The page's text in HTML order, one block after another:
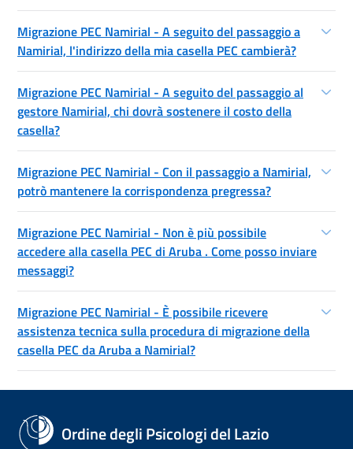
Migrazione PEC Namirial - A seguito del passaggio a
Namirial, l'indirizzo della mia casella PEC cambierà?
Migrazione PEC Namirial - A seguito del passaggio al
gestore Namirial, chi dovrà sostenere il costo della
casella?
Migrazione PEC Namirial - Con il passaggio a Namirial,
potrò mantenere la corrispondenza pregressa?
Migrazione PEC Namirial - Non è più possibile
accedere alla casella PEC di Aruba . Come posso inviare
messaggi?
Migrazione PEC Namirial - È possibile ricevere
assistenza tecnica sulla procedura di migrazione della
casella PEC da Aruba a Namirial?
Ordine degli Psicologi del Lazio